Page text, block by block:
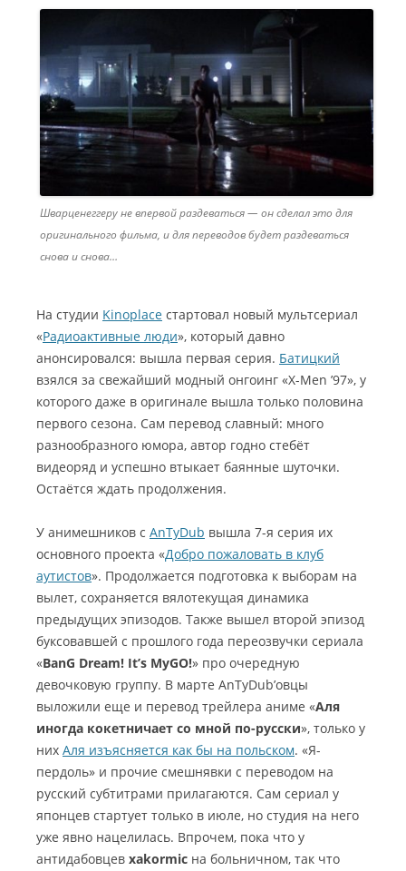
Шварценеггеру не впервой раздеваться — он сделал это для
оригинального фильма, и для переводов будет раздеваться
снова и снова…
На студии Kinoplace стартовал новый мультсериал
«Радиоактивные люди», который давно
анонсировался: вышла первая серия. Батицкий
взялся за свежайший модный онгоинг «X-Men ’97», у
которого даже в оригинале вышла только половина
первого сезона. Сам перевод славный: много
разнообразного юмора, автор годно стебёт
видеоряд и успешно втыкает баянные шуточки.
Остаётся ждать продолжения.
У анимешников с AnTyDub вышла 7-я серия их
основного проекта «Добро пожаловать в клуб
аутистов». Продолжается подготовка к выборам на
вылет, сохраняется вялотекущая динамика
предыдущих эпизодов. Также вышел второй эпизод
буксовавшей с прошлого года переозвучки сериала
«BanG Dream! It’s MyGO!» про очередную
девочковую группу. В марте AnTyDub’овцы
выложили еще и перевод трейлера аниме «Аля
иногда кокетничает со мной по-русски», только у
них Аля изъясняется как бы на польском. «Я-
пердоль» и прочие смешнявки с переводом на
русский субтитрами прилагаются. Сам сериал у
японцев стартует только в июле, но студия на него
уже явно нацелилась. Впрочем, пока что у
антидабовцев xakormic на больничном, так что